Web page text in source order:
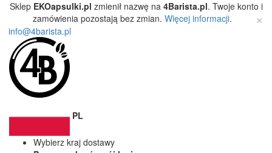
Sklep EKOapsulki.pl zmienił nazwę na 4Barista.pl. Twoje konto i
zamówienia pozostają bez zmian. Więcej informacji. ×
info@4barista.pl
PL
Wybierz kraj dostawy